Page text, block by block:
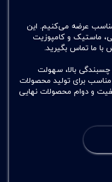
قیمت مناسب عرضه می‌کنیم. این
ماستیک و کامپوزیت
با ما تماس بگیرید.
چسبندگی بالا، سهولت
برای تولید محصولات
و دوام محصولات نهایی